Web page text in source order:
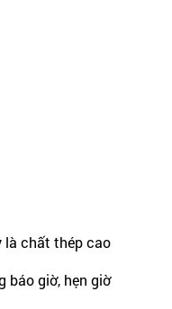
là chất thép cao
báo giờ, hẹn giờ